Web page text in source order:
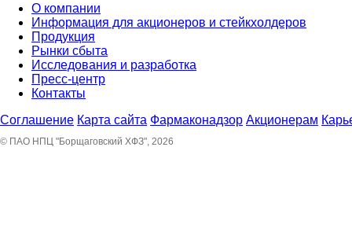
О компании
Информация для акционеров и стейкхолдеров
Продукция
Рынки сбыта
Исследования и разработка
Пресс-центр
Контакты
Соглашение Карта сайта Фармаконадзор Акционерам
© ПАО НПЦ "Борщаговский ХФЗ", 2026